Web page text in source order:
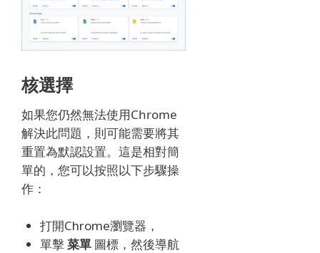
核選擇
如果您仍然無法使用Chrome
解決此問題，則可能需要將其
重置為默認設置。 這是相對簡
單的，您可以按照以下步驟操
作：
打開Chrome瀏覽器，
單擊菜單 圖標，然後導航